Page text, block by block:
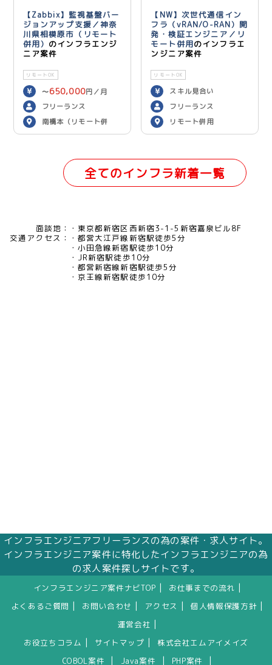
【Zabbix】監視基盤バー
ジョンアップ支援／神奈
川県相模原市（リモート
併用） のインフラエンジ
ニア案件
リモートOK
〜650,000円／月
フリーランス
南橋本（リモート併
用）
【NW】次世代通信イン
フラ（vRAN/O-RAN）開
発・検証エンジニア／リ
モート併用のインフラエ
ンジニア案件
リモートOK
スキル見合い
フリーランス
リモート併用
全てのインフラ新着一覧
面談地：
東京都新宿区西新宿3-1-5新宿嘉泉ビル8F
交通アクセス：
都営大江戸線新宿駅徒歩5分
小田急線新宿駅徒歩10分
JR新宿駅徒歩10分
都営新宿線新宿駅徒歩5分
京王線新宿駅徒歩10分
インフラエンジニアフリーランスの為の案件・求人サイト。
インフラエンジニア案件に特化したインフラエンジニアの為
の求人案件探しサイトです。
インフラエンジニア案件ナビTOP お仕事までの流れ
よくあるご質問 お問い合わせ アクセス 個人情報保護方針
運営会社
お役立ちコラム サイトマップ
株式会社エムアイメイズ
COBOL案件
Java案件 PHP案件